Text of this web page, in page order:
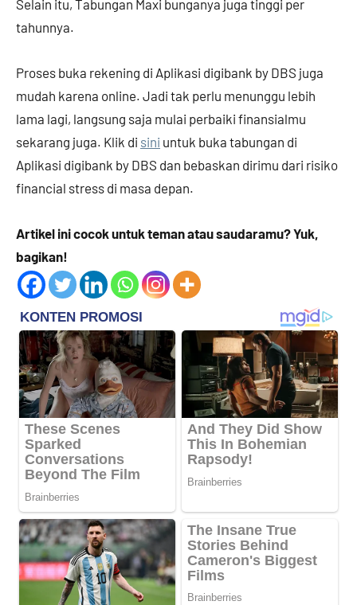
Selain itu, Tabungan Maxi bunganya juga tinggi per
tahunnya.
Proses buka rekening di Aplikasi digibank by DBS juga
mudah karena online. Jadi tak perlu menunggu lebih
lama lagi, langsung saja mulai perbaiki finansialmu
sekarang juga. Klik di sini untuk buka tabungan di
Aplikasi digibank by DBS dan bebaskan dirimu dari risiko
financial stress di masa depan.
Artikel ini cocok untuk teman atau saudaramu? Yuk,
bagikan!